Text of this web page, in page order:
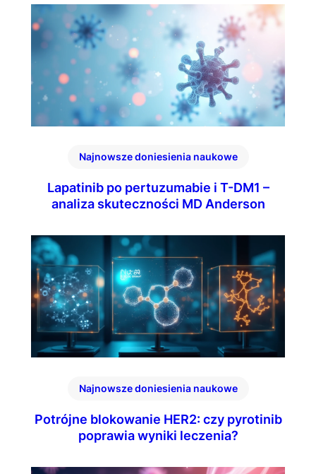
Najnowsze doniesienia naukowe
Lapatinib po pertuzumabie i T-DM1 –
analiza skuteczności MD Anderson
Najnowsze doniesienia naukowe
Potrójne blokowanie HER2: czy pyrotinib
poprawia wyniki leczenia?